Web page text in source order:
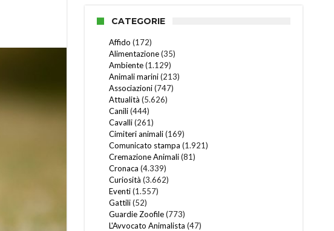
CATEGORIE
Affido (172)
Alimentazione(35)
Ambiente(1.129)
Animali marini(213)
Associazioni(747)
Attualità (5.626)
Canili(444)
Cavalli(261)
Cimiteri animali(169)
Comunicato stampa (1.921)
Cremazione Animali(81)
Cronaca (4.339)
Curiosità (3.662)
Eventi(1.557)
Gattili(52)
Guardie Zoofile(773)
L'Avvocato Animalista (47)